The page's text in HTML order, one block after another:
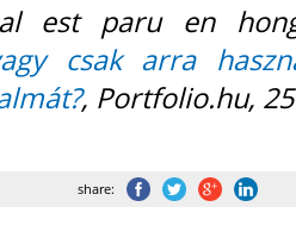
est paru en
csak arra
, Portfolio.hu,
share: